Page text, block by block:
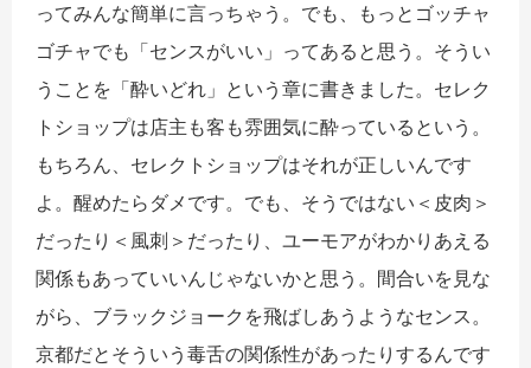
ってみんな簡単に言っちゃう。でも、もっとゴッチャ
ゴチャでも「センスがいい」ってあると思う。そうい
うことを「酔いどれ」という章に書きました。セレク
トショップは店主も客も雰囲気に酔っているという。
もちろん、セレクトショップはそれが正しいんです
よ。醒めたらダメです。でも、そうではない＜皮肉＞
だったり＜風刺＞だったり、ユーモアがわかりあえる
関係もあっていいんじゃないかと思う。間合いを見な
がら、ブラックジョークを飛ばしあうようなセンス。
京都だとそういう毒舌の関係性があったりするんです